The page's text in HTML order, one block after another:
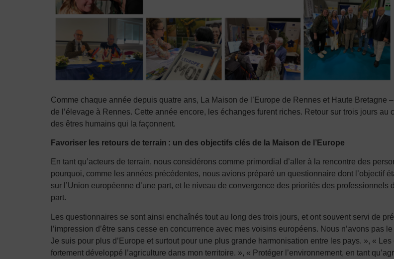
Comme chaque année depuis quatre ans, La Maison de l’Europe de Rennes et Haute
de l’élevage à Rennes. Cette année encore, les échanges furent riches. Retour sur trois jours
des êtres humains qui la façonnent.
Favoriser les retours de terrain : un des objectifs cl és de la Maison de l ’Europe
En tant qu’acteurs de terrain, nous considérons comme primordial d’aller à la rencontre des
pourquoi, comme les années précédentes, nous avions préparé un questionnaire dont l’objectif
sur l’Union européenne d’une part, et le niveau de convergence des priorités des
part.
Les questionnaires se sont ainsi enchaînés tout au long des trois jours, et ont souvent servi de
l’impression d’être sans cesse en concurrence avec mes voisins européens. Nous n’avons pas
Je suis pour plus d’Europe et surtout pour une plus grande harmonisation entre les pays. », «
fortement développé l’agriculture dans mon territoire. », « Protéger l’environnement, en tant